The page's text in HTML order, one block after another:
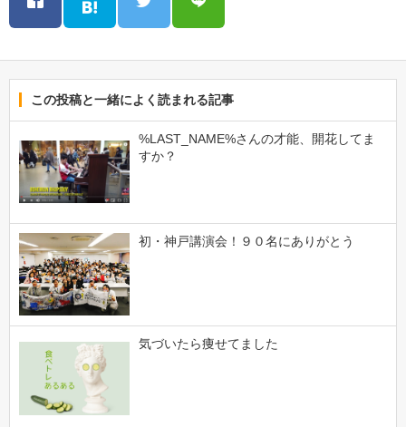
この投稿と一緒によく読まれる記事
%LAST_NAME%さんの才能、開花してま
すか？
初・神戸講演会！９０名にありがとう
気づいたら痩せてました